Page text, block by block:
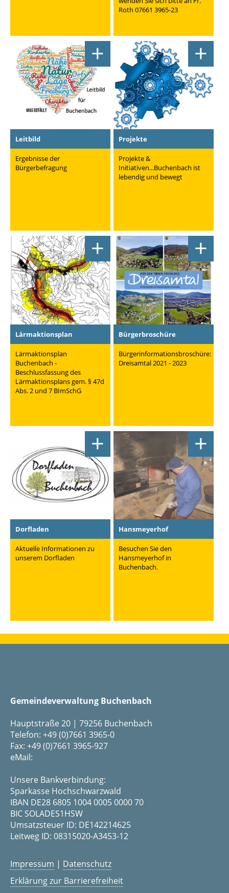
Roth 07661 3965-23
+
Leitbild
Ergebnisse der
Bürgerbefragung
+
Projekte
Projekte &
Initiativen...Buchenbach ist
lebendig und bewegt
+
Lärmaktionsplan
Lärmaktionsplan
Buchenbach -
Beschlussfassung des
Lärmaktionsplans gem. § 47d
Abs. 2 und 7 BImSchG
+
Bürgerbroschüre
Bürgerinformationsbroschüre:
Dreisamtal 2021 - 2023
+
Dorfladen
Aktuelle Informationen zu
unserem Dorfladen
+
Hansmeyerhof
Besuchen Sie den
Hansmeyerhof in
Buchenbach.
Gemeindeverwaltung Buchenbach
Hauptstraße 20 | 79256 Buchenbach
Telefon: +49 (0)7661 3965-0
Fax: +49 (0)7661 3965-927
eMail:
Unsere Bankverbindung:
Sparkasse Hochschwarzwald
IBAN DE28 6805 1004 0005 0000 70
BIC SOLADES1HSW
Umsatzsteuer ID: DE142214625
Leitweg ID: 08315020-A3453-12
Impressum | Datenschutz
Erklärung zur Barrierefreiheit